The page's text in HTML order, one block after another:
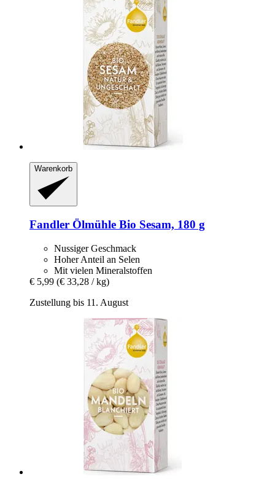
Warenkorb
Fandler Ölmühle Bio Sesam, 180 g
Nussiger Geschmack
Hoher Anteil an Selen
Mit vielen Mineralstoffen
€ 5,99 (€ 33,28 / kg)
Zustellung bis 11. August